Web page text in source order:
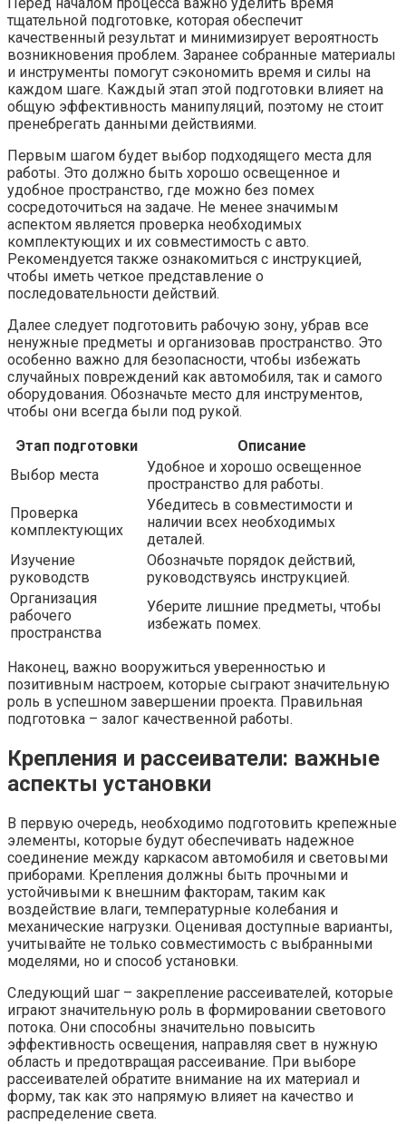
тщательной подготовке, которая обеспечит
качественный результат и минимизирует вероятность
возникновения проблем. Заранее собранные материалы
и инструменты помогут сэкономить время и силы на
каждом шаге. Каждый этап этой подготовки влияет на
общую эффективность манипуляций, поэтому не стоит
пренебрегать данными действиями.
Первым шагом будет выбор подходящего места для
работы. Это должно быть хорошо освещенное и
удобное пространство, где можно без помех
сосредоточиться на задаче. Не менее значимым
аспектом является проверка необходимых
комплектующих и их совместимость с авто.
Рекомендуется также ознакомиться с инструкцией,
чтобы иметь четкое представление о
последовательности действий.
Далее следует подготовить рабочую зону, убрав все
ненужные предметы и организовав пространство. Это
особенно важно для безопасности, чтобы избежать
случайных повреждений как автомобиля, так и самого
оборудования. Обозначьте место для инструментов,
чтобы они всегда были под рукой.
Этап подготовки
Описание
Выбор места
Удобное и хорошо освещенное
пространство для работы.
Проверка
комплектующих
Убедитесь в совместимости и
наличии всех необходимых
деталей.
Изучение
руководств
Обозначьте порядок действий,
руководствуясь инструкцией.
Организация
рабочего
пространства
Уберите лишние предметы, чтобы
избежать помех.
Наконец, важно вооружиться уверенностью и
позитивным настроем, которые сыграют значительную
роль в успешном завершении проекта. Правильная
подготовка – залог качественной работы.
Крепления и рассеиватели: важные
аспекты установки
В первую очередь, необходимо подготовить крепежные
элементы, которые будут обеспечивать надежное
соединение между каркасом автомобиля и световыми
приборами. Крепления должны быть прочными и
устойчивыми к внешним факторам, таким как
воздействие влаги, температурные колебания и
механические нагрузки. Оценивая доступные варианты,
учитывайте не только совместимость с выбранными
моделями, но и способ установки.
Следующий шаг – закрепление рассеивателей, которые
играют значительную роль в формировании светового
потока. Они способны значительно повысить
эффективность освещения, направляя свет в нужную
область и предотвращая рассеивание. При выборе
рассеивателей обратите внимание на их материал и
форму, так как это напрямую влияет на качество и
распределение света.